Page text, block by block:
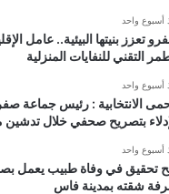
أسبوع واحد
تعزز بنيتها البيئية.. عامل
التقني للنفايات المنزلية
أسبوع واحد
الانتخابية : رئيس جماعة
بتصريح صحفي خلال
أسبوع واحد
تحقيق في وفاة طبيب يعمل
شقته بمدينة فاس